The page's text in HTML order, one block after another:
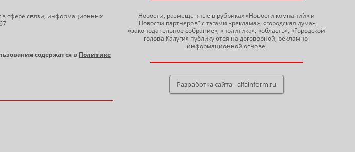
в сфере связи, информационных
содержатся в Политике
Новости, размещенные в рубриках «Новости компаний» и
"Новости партнеров" с тэгами «реклама», «городская дума»,
«законодательное собрание», «политика», «область», «Городской
голова Калуги» публикуются на договорной, рекламно-
информационной основе.
Разработка сайта - alfainform.ru